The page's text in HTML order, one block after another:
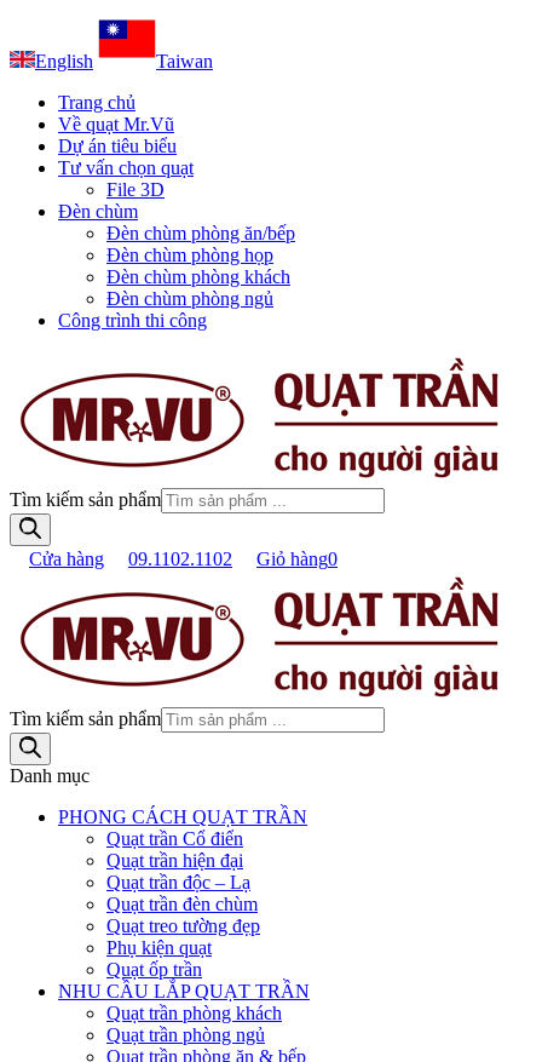
English
Taiwan
Trang chủ
Về quạt Mr.Vũ
Dự án tiêu biểu
Tư vấn chọn quạt
File 3D
Đèn chùm
Đèn chùm phòng ăn/bếp
Đèn chùm phòng họp
Đèn chùm phòng khách
Đèn chùm phòng ngủ
Công trình thi công
Tìm kiếm sản phẩm
Cửa hàng 09.1102.1102 Giỏ hàng0
Tìm kiếm sản phẩm
Danh mục
PHONG CÁCH QUẠT TRẦN
Quạt trần Cổ điển
Quạt trần hiện đại
Quạt trần độc – Lạ
Quạt trần đèn chùm
Quạt treo tường đẹp
Phụ kiện quạt
Quạt ốp trần
NHU CẦU LẮP QUẠT TRẦN
Quạt trần phòng khách
Quạt trần phòng ngủ
Quạt trần phòng ăn & bếp